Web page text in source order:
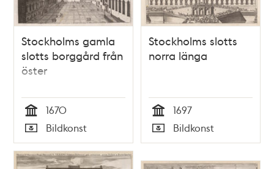
Stockholms gamla
slotts borggård från
öster
Tid
1670
Typ
Bildkonst
Stockholms slotts
norra länga
Tid
1697
Typ
Bildkonst